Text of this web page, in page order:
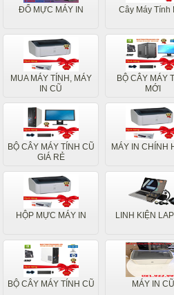
ĐỔ MỰC MÁY IN Cây Máy Tính
MUA MÁY TÍNH, MÁY
IN CŨ
BỘ CÂY MÁY
MỚI
BỘ CÂY MÁY TÍNH CŨ
GIÁ RẺ
MÁY IN CHÍNH
HỘP MỰC MÁY IN LINH KIỆN
BỘ CÂY MÁY TÍNH CŨ MÁY IN CŨ